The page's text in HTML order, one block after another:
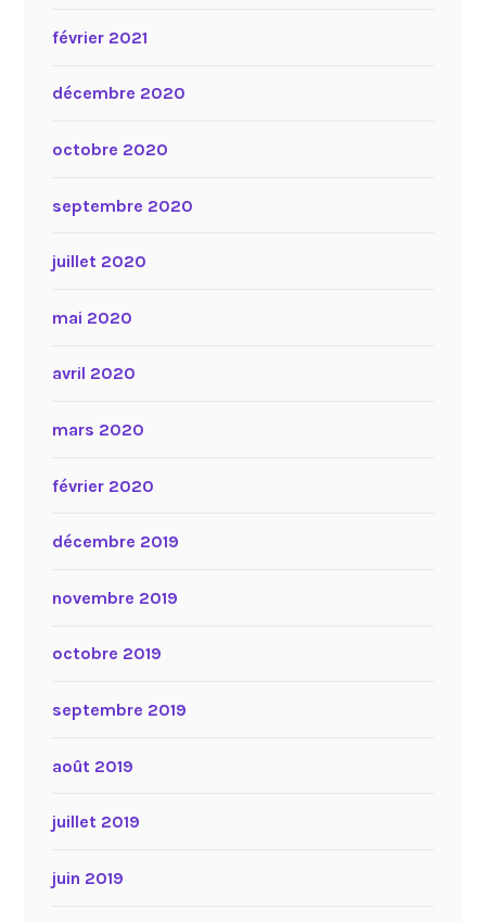
février 2021
décembre 2020
octobre 2020
septembre 2020
juillet 2020
mai 2020
avril 2020
mars 2020
février 2020
décembre 2019
novembre 2019
octobre 2019
septembre 2019
août 2019
juillet 2019
juin 2019